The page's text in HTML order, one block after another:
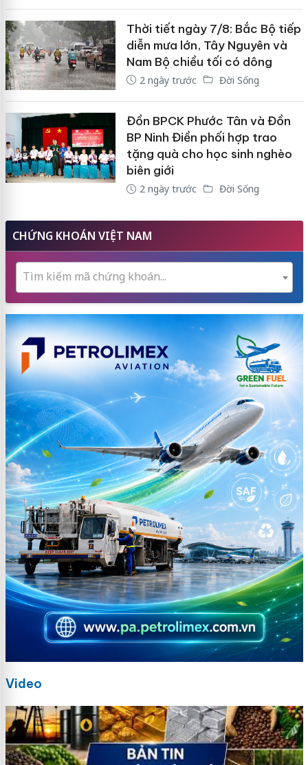
Thời tiết ngày 7/8: Bắc Bộ tiếp
diễn mưa lớn, Tây Nguyên và
Nam Bộ chiều tối có dông
2 ngày trước Đời Sống
Đồn BPCK Phước Tân và Đồn
BP Ninh Điền phối hợp trao
tặng quà cho học sinh nghèo
biên giới
2 ngày trước Đời Sống
CHỨNG KHOÁN VIỆT NAM
Tìm kiếm mã chứng khoán...
Video